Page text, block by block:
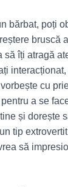
bărbat, poți
bruscă
să îți atragă
cu
a se
și dorește
tip
să